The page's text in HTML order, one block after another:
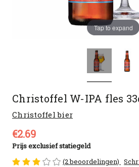
Tap to expand
Christoffel W-IPA fles
Christoffel bier
€2.69
Prijs exclusief statiegeld
(2 beoordelingen)